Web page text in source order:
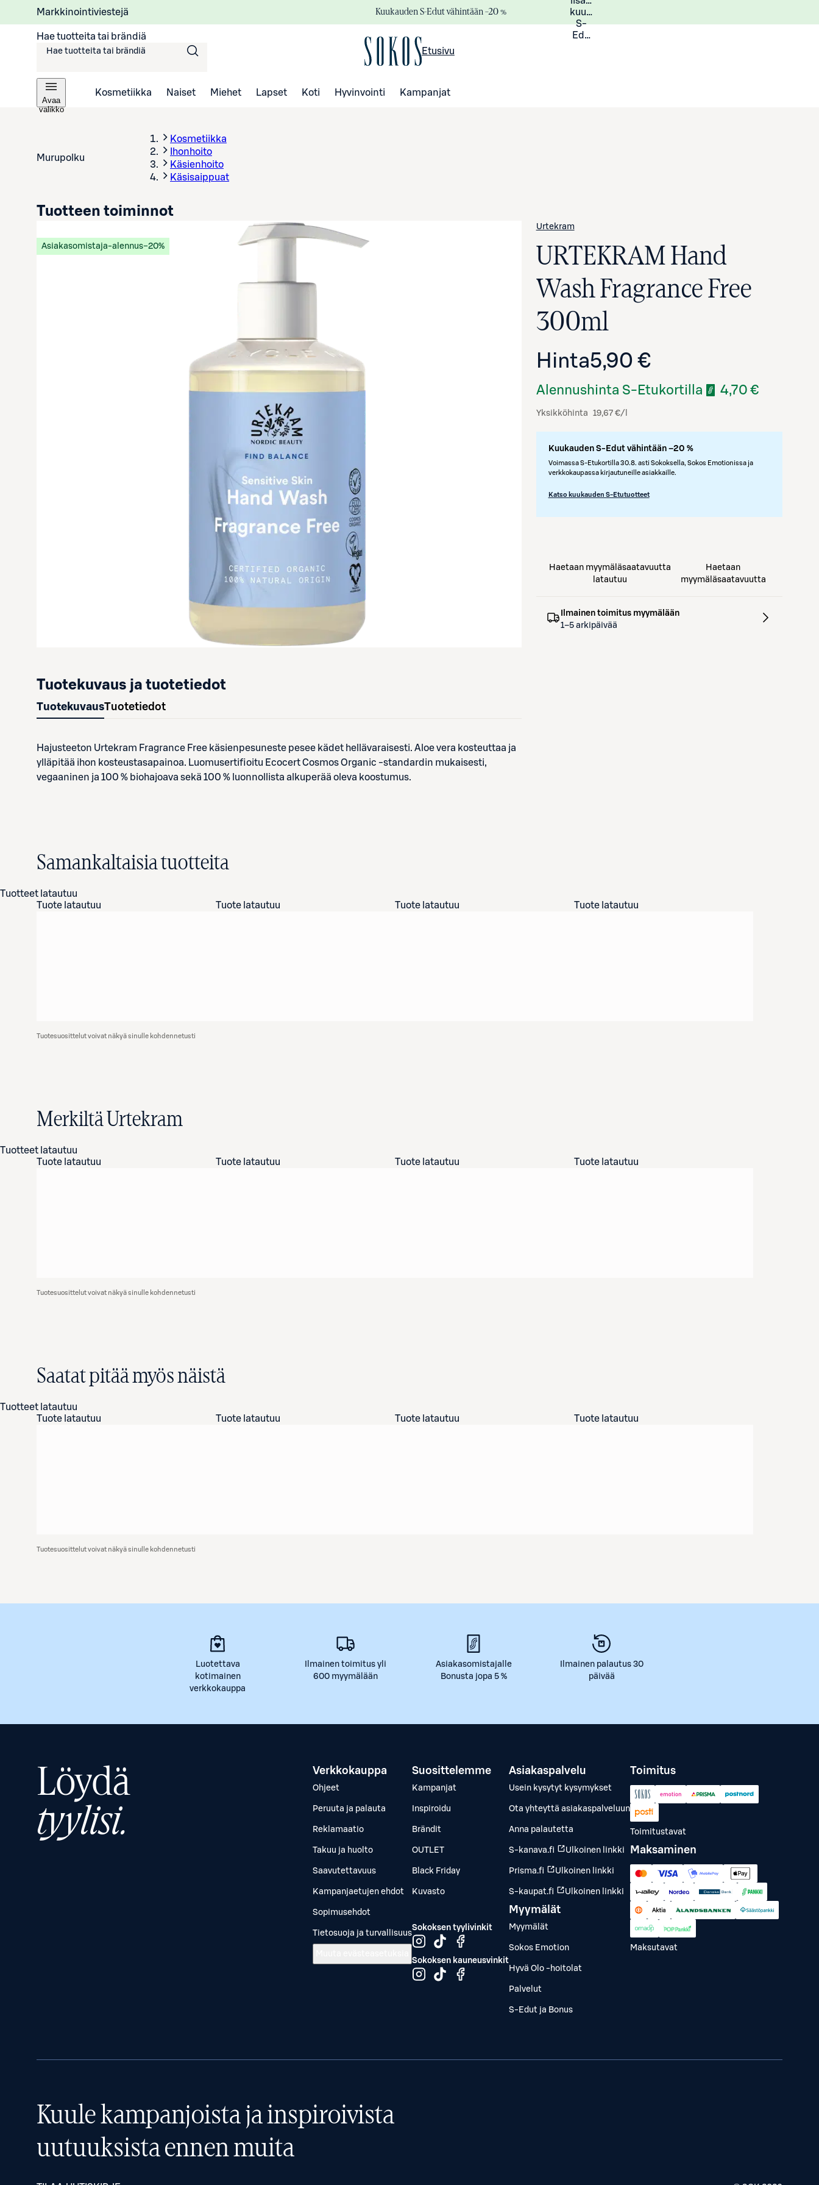
Markkinointiviestejä Kuukauden S-Edut vähintään –20 %
kuukauden
S-
Eduista
Hae tuotteita tai brändiä
Etusivu
Avaa
valikko
Kosmetiikka Naiset Miehet Lapset Koti Hyvinvointi Kampanjat
Murupolku
Kosmetiikka
Ihonhoito
Käsienhoito
Käsisaippuat
Avaa tuotekuva suurennettuna
Asiakasomistaja-alennus−20%
Urtekram
URTEKRAM Hand
Wash Fragrance Free
300ml
Hinta5,90 €
Alennushinta S-Etukortilla 4,70 €
Yksikköhinta 19,67 €/l
Kuukauden S-Edut vähintään –20 %
Voimassa S-Etukortilla 30.8. asti Sokoksella, Sokos Emotionissa ja
verkkokaupassa kirjautuneille asiakkaille.
Katso kuukauden S-Etutuotteet
Tuotteen toiminnot
Haetaan myymäläsaatavuutta
latautuu
Haetaan
myymäläsaatavuutta
Ilmainen toimitus myymälään
1–5 arkipäivää
Tuotekuvaus ja tuotetiedot
TuotekuvausTuotetiedot
Hajusteeton Urtekram Fragrance Free käsienpesuneste pesee kädet hellävaraisesti. Aloe vera kosteuttaa ja
ylläpitää ihon kosteustasapainoa. Luomusertifioitu Ecocert Cosmos Organic -standardin mukaisesti,
vegaaninen ja 100 % biohajoava sekä 100 % luonnollista alkuperää oleva koostumus.
Samankaltaisia tuotteita
Tuotteet latautuu
Tuote latautuu
Tuote latautuu Tuote latautuu Tuote latautuu
Tuotesuosittelut voivat näkyä sinulle kohdennetusti
Merkiltä Urtekram
Tuotteet latautuu
Tuote latautuu
Tuote latautuu Tuote latautuu Tuote latautuu
Tuotesuosittelut voivat näkyä sinulle kohdennetusti
Saatat pitää myös näistä
Tuotteet latautuu
Tuote latautuu
Tuote latautuu Tuote latautuu Tuote latautuu
Tuotesuosittelut voivat näkyä sinulle kohdennetusti
Luotettava
kotimainen
verkkokauppa
Ilmainen toimitus yli
600 myymälään
Asiakasomistajalle
Bonusta jopa 5 %
Ilmainen palautus 30
päivää
Löydä
tyylisi.
Verkkokauppa
Ohjeet
Peruuta ja palauta
Reklamaatio
Takuu ja huolto
Saavutettavuus
Kampanjaetujen ehdot
Sopimusehdot
Tietosuoja ja turvallisuus
Suosittelemme
Kampanjat
Inspiroidu
Brändit
OUTLET
Black Friday
Kuvasto
Sokoksen tyylivinkit
Sokoksen kauneusvinkit
Asiakaspalvelu
Usein kysytyt kysymykset
Ota yhteyttä asiakaspalveluun
Anna palautetta
S-kanava.fi Ulkoinen linkki
Prisma.fi Ulkoinen linkki
S-kaupat.fi Ulkoinen linkki
Myymälät
Myymälät
Sokos Emotion
Hyvä Olo -hoitolat
Palvelut
S-Edut ja Bonus
Toimitus
Toimitustavat
Maksaminen
Maksutavat
Kuule kampanjoista ja inspiroivista
uutuuksista ennen muita